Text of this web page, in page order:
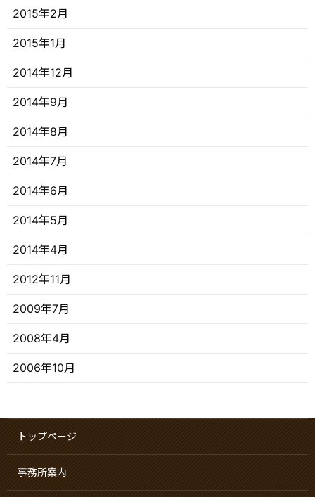
2015年2月
2015年1月
2014年12月
2014年9月
2014年8月
2014年7月
2014年6月
2014年5月
2014年4月
2012年11月
2009年7月
2008年4月
2006年10月
トップページ
事務所案内